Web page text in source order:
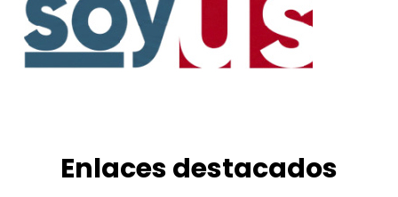
Enlaces destacados